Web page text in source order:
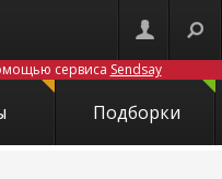
сервиса Sendsay
Подборки